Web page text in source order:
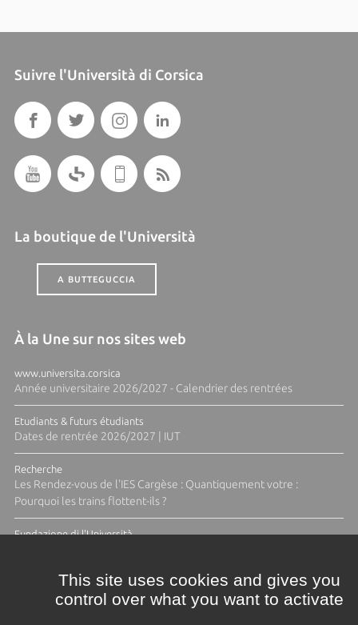
Suivre l'Università di Corsica
La boutique de l'Università
A BUTTEGUCCIA
À la Une sur nos sites web
www.universita.corsica
Année universitaire 2026/2027 - Calendrier des rentrées
Etudiants & futurs étudiants
Dates de rentrée 2026/2027 | IUT
Recherche
Les Rendez-vous de l'IES Cargèse : Quantiquement votre :
Pourquoi les trains flottent-ils ?
Fundazione di l'Università
This site uses cookies and gives you
control over what you want to activate